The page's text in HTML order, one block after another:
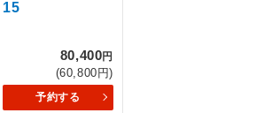
15
80,400円
(60,800円)
予約する